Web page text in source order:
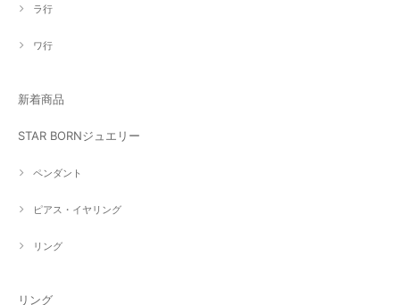
ラ行
ワ行
新着商品
STAR BORNジュエリー
ペンダント
ピアス・イヤリング
リング
リング